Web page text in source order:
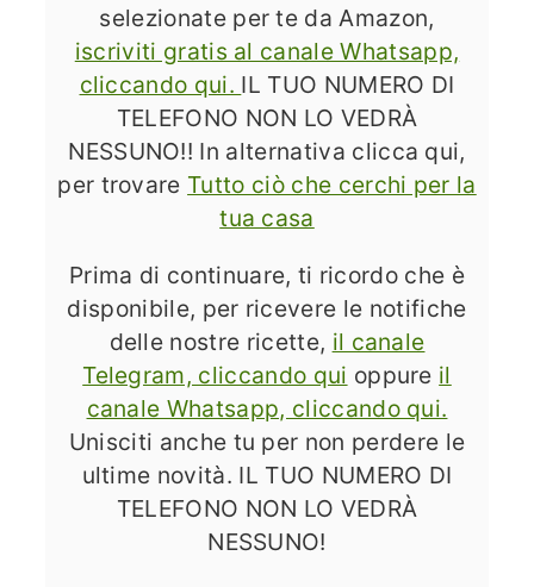
selezionate per te da Amazon,
iscriviti gratis al canale Whatsapp,
cliccando qui. IL TUO NUMERO DI
TELEFONO NON LO VEDRÀ
NESSUNO!! In alternativa clicca qui,
per trovare Tutto ciò che cerchi per la
tua casa
Prima di continuare, ti ricordo che è
disponibile, per ricevere le notifiche
delle nostre ricette, il canale
Telegram, cliccando qui oppure il
canale Whatsapp, cliccando qui.
Unisciti anche tu per non perdere le
ultime novità. IL TUO NUMERO DI
TELEFONO NON LO VEDRÀ
NESSUNO!